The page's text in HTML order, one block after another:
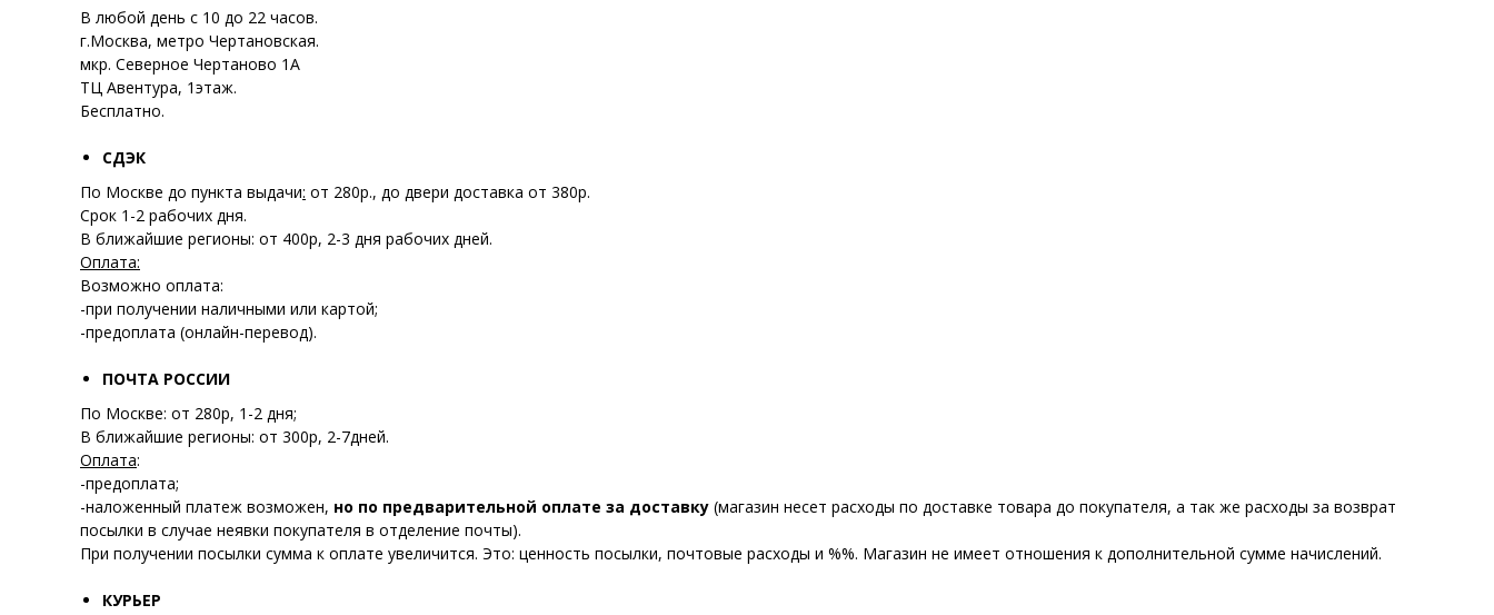
В любой день с 10 до 22 часов.
г.Москва, метро Чертановская.
мкр. Северное Чертаново 1А
ТЦ Авентура, 1этаж.
Бесплатно.
СДЭК
По Москве до пункта выдачи: от 280р., до двери доставка от 380р.
Срок 1-2 рабочих дня.
В ближайшие регионы: от 400р, 2-3 дня рабочих дней.
Оплата:
Возможно оплата:
-при получении наличными или картой;
-предоплата (онлайн-перевод).
ПОЧТА РОССИИ
По Москве: от 280р, 1-2 дня;
В ближайшие регионы: от 300р, 2-7дней.
Оплата:
-предоплата;
-наложенный платеж возможен, но по предварительной оплате за доставку (магазин несет расходы по доставке товара до покупателя, а так же расходы за возврат
посылки в случае неявки покупателя в отделение почты).
При получении посылки сумма к оплате увеличится. Это: ценность посылки, почтовые расходы и %%. Магазин не имеет отношения к дополнительной сумме начислений.
КУРЬЕР